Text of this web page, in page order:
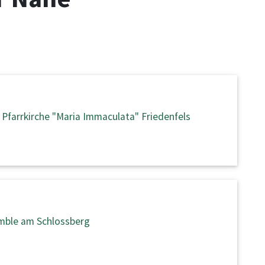
Pfarrkirche "Maria Immaculata" Friedenfels
am Schlossberg